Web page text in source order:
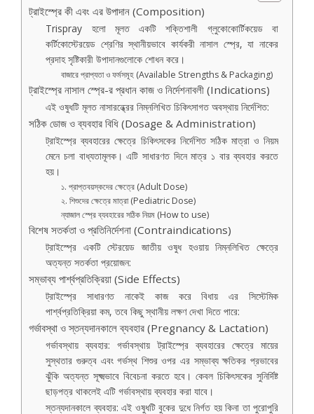
ট্রাইস্প্রে কী এবং এর উপাদান (Composition)
Trispray হলো মূলত একটি শক্তিশালী গ্লুকোকোর্টিকয়েড বা
কর্টিকোস্টেরয়েড শ্রেণির স্থানীয়ভাবে কার্যকরী নাসাল স্প্রে, যা নাকের
প্রদাহ সৃষ্টিকারী উপাদানগুলোকে শোধন করে।
বাজারে প্রাপ্যতা ও ফর্মসমূহ (Available Strengths & Packaging)
ট্রাইস্প্রে নাসাল স্প্রে-র প্রধান কাজ ও নির্দেশনাবলী (Indications)
এই ওষুধটি মূলত নাসারন্ধ্রের নিম্নলিখিত চিকিৎসাগত অবস্থায় নির্দেশিত:
সঠিক ডোজ ও ব্যবহার বিধি (Dosage & Administration)
ট্রাইস্প্রে ব্যবহারের ক্ষেত্রে চিকিৎসকের নির্দেশিত সঠিক মাত্রা ও নিয়ম
মেনে চলা বাধ্যতামূলক। এটি সাধারণত দিনে মাত্র ১ বার ব্যবহার করতে
হয়।
১. প্রাপ্তবয়স্কদের ক্ষেত্রে (Adult Dose)
২. শিশুদের ক্ষেত্রে মাত্রা (Pediatric Dose)
ন্যাজাল স্প্রে ব্যবহারের সঠিক নিয়ম (How to use)
বিশেষ সতর্কতা ও প্রতিনির্দেশনা (Contraindications)
ট্রাইস্প্রে একটি স্টেরয়েড জাতীয় ওষুধ হওয়ায় নিম্নলিখিত ক্ষেত্রে
অত্যন্ত সতর্কতা প্রয়োজন:
সম্ভাব্য পার্শ্বপ্রতিক্রিয়া (Side Effects)
ট্রাইস্প্রে সাধারণত নাকেই কাজ করে বিধায় এর সিস্টেমিক
পার্শ্বপ্রতিক্রিয়া কম, তবে কিছু স্থানীয় লক্ষণ দেখা দিতে পারে:
গর্ভাবস্থা ও স্তন্যদানকালে ব্যবহার (Pregnancy & Lactation)
গর্ভাবস্থায় ব্যবহার: গর্ভাবস্থায় ট্রাইস্প্রে ব্যবহারের ক্ষেত্রে মায়ের
সুস্থতার গুরুত্ব এবং গর্ভস্থ শিশুর ওপর এর সম্ভাব্য ক্ষতিকর প্রভাবের
ঝুঁকি অত্যন্ত সূক্ষ্মভাবে বিবেচনা করতে হবে। কেবল চিকিৎসকের সুনির্দিষ্ট
ছাড়পত্র থাকলেই এটি গর্ভাবস্থায় ব্যবহার করা যাবে।
স্তন্যদানকালে ব্যবহার: এই ওষুধটি বুকের দুধে নির্গত হয় কিনা তা পুরোপুরি